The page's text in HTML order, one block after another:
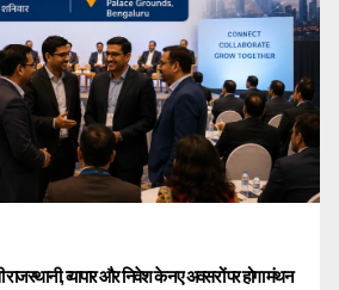
व्यापार और निवेश के नए अवसरों पर होगा मंथन